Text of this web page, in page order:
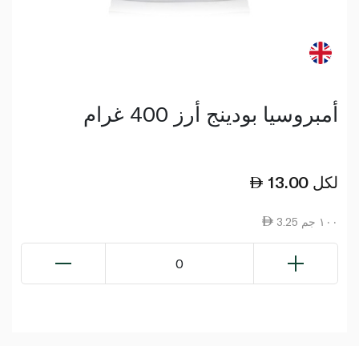
أمبروسيا بودينج أرز 400 غرام
13.00 لكل
3.25 ١٠٠ جم
0